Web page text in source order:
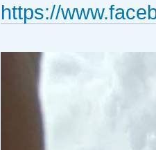
https://